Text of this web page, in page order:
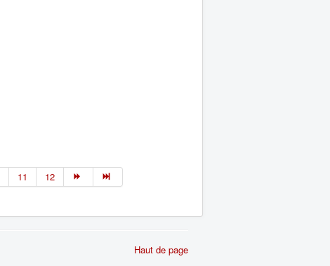
11 12
Haut de page